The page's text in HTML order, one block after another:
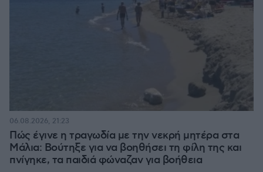
Πώς έγινε η τραγωδία με την νεκρή μητέρα στα
Μάλια: Βούτηξε για να βοηθήσει τη φίλη της και
πνίγηκε, τα παιδιά φώναζαν για βοήθεια
06.08.2026, 21:23